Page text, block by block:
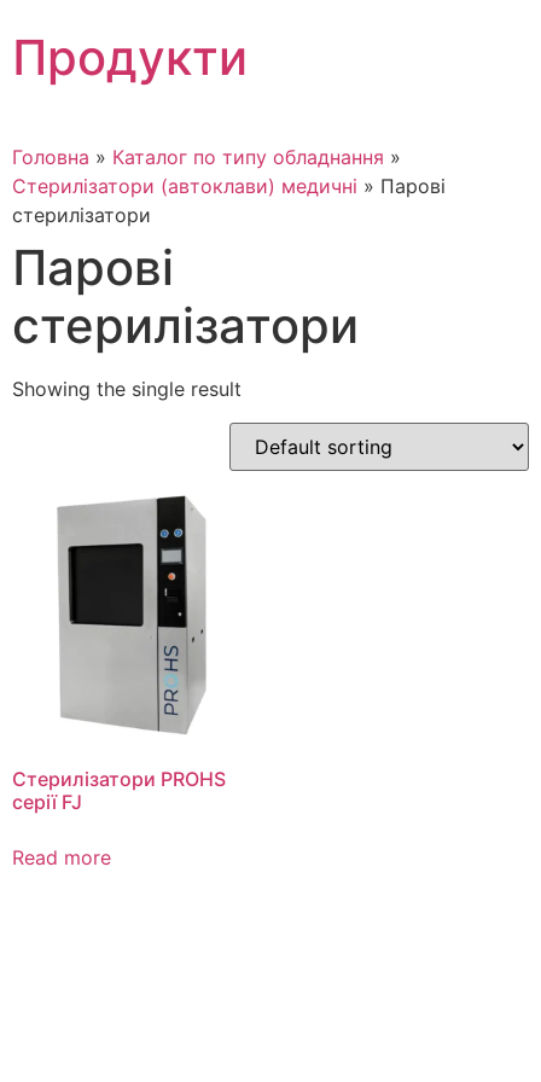
to
content
Продукти
Головна » Каталог по типу обладнання »
Стерилізатори (автоклави) медичні » Парові
стерилізатори
Парові
стерилізатори
Showing the single result
Стерилізатори PROHS
серії FJ
Read more